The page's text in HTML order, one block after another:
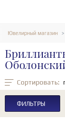
Ювелирный магазин
Сортировать:
ФИЛЬТРЫ